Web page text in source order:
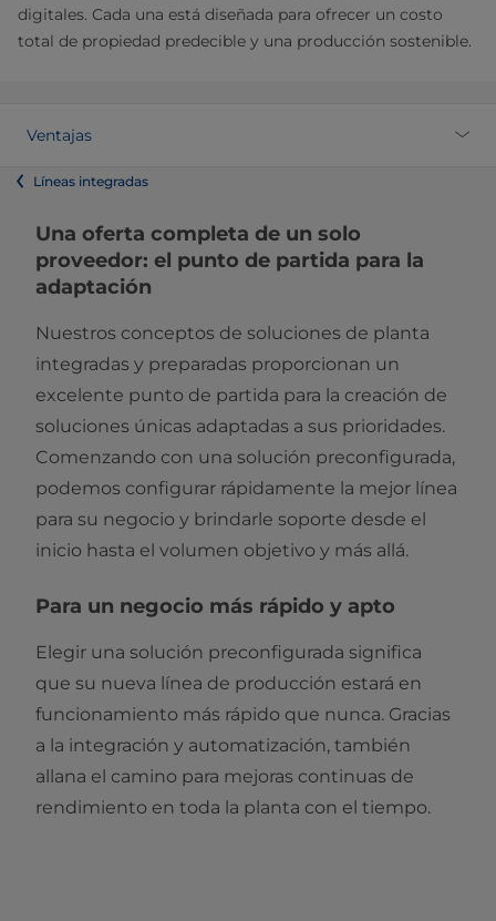
digitales. Cada una está diseñada para ofrecer un costo
total de propiedad predecible y una producción sostenible.
Ventajas
Líneas integradas
Una oferta completa de un solo
proveedor: el punto de partida para la
adaptación
Nuestros conceptos de soluciones de planta
integradas y preparadas proporcionan un
excelente punto de partida para la creación de
soluciones únicas adaptadas a sus prioridades.
Comenzando con una solución preconfigurada,
podemos configurar rápidamente la mejor línea
para su negocio y brindarle soporte desde el
inicio hasta el volumen objetivo y más allá.
Para un negocio más rápido y apto
Elegir una solución preconfigurada significa
que su nueva línea de producción estará en
funcionamiento más rápido que nunca. Gracias
a la integración y automatización, también
allana el camino para mejoras continuas de
rendimiento en toda la planta con el tiempo.